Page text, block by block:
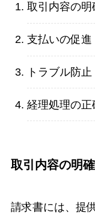
取引内容の明
支払いの促進
トラブル防止
経理処理の正
取引内容の明
請求書には、提